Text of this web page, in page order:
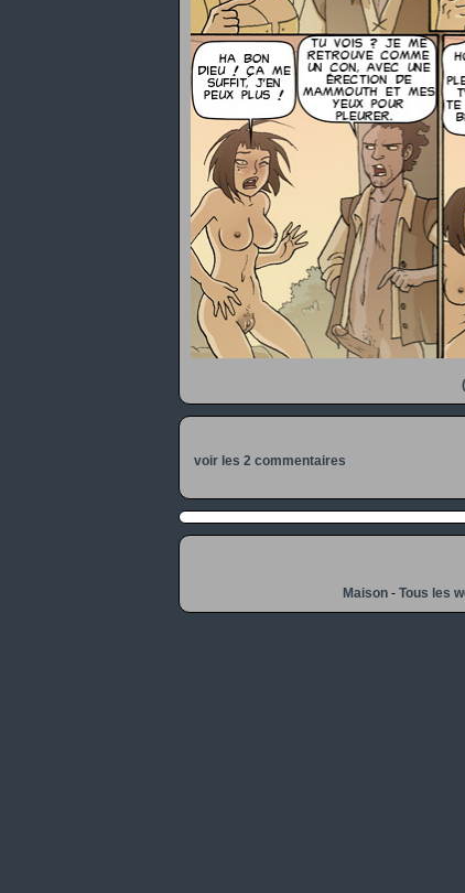
voir les 2 commentaires
Maison- Tous les